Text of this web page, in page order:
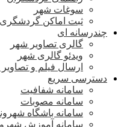
سوغات شهر
ثبت اماکن
چندرسانه ای
گالری تصاویر شهر
ویدئو گالری شهر
ارسال فیلم و
دسترسی سریع
سامانه شفافیت
سامانه مصوبات
سامانه باشگاه
سامانه آموزش